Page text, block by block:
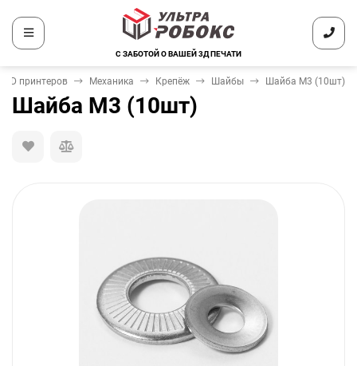
С ЗАБОТОЙ О ВАШЕЙ 3Д ПЕЧАТИ
принтеров Механика Крепёж Шайбы Шайба М3 (10шт)
Шайба М3 (10шт)